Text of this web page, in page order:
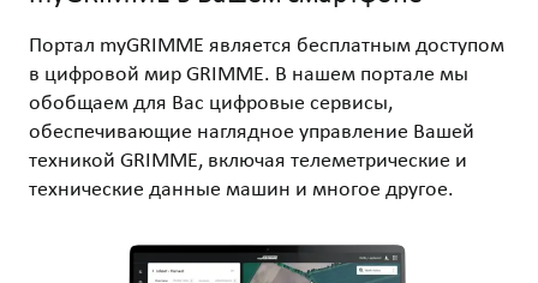
Портал myGRIMME является бесплатным доступом
в цифровой мир GRIMME. В нашем портале мы
обобщаем для Вас цифровые сервисы,
обеспечивающие наглядное управление Вашей
техникой GRIMME, включая телеметрические и
технические данные машин и многое другое.